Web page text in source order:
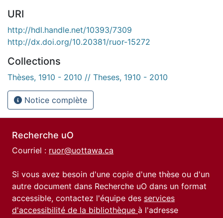
URI
http://hdl.handle.net/10393/7309
http://dx.doi.org/10.20381/ruor-15272
Collections
Thèses, 1910 - 2010 // Theses, 1910 - 2010
Notice complète
Recherche uO
Courriel : ruor@uottawa.ca
Si vous avez besoin d'une copie d'une thèse ou d'un
autre document dans Recherche uO dans un format
accessible, contactez l'équipe des services
d'accessibilité de la bibliothèque à l'adresse